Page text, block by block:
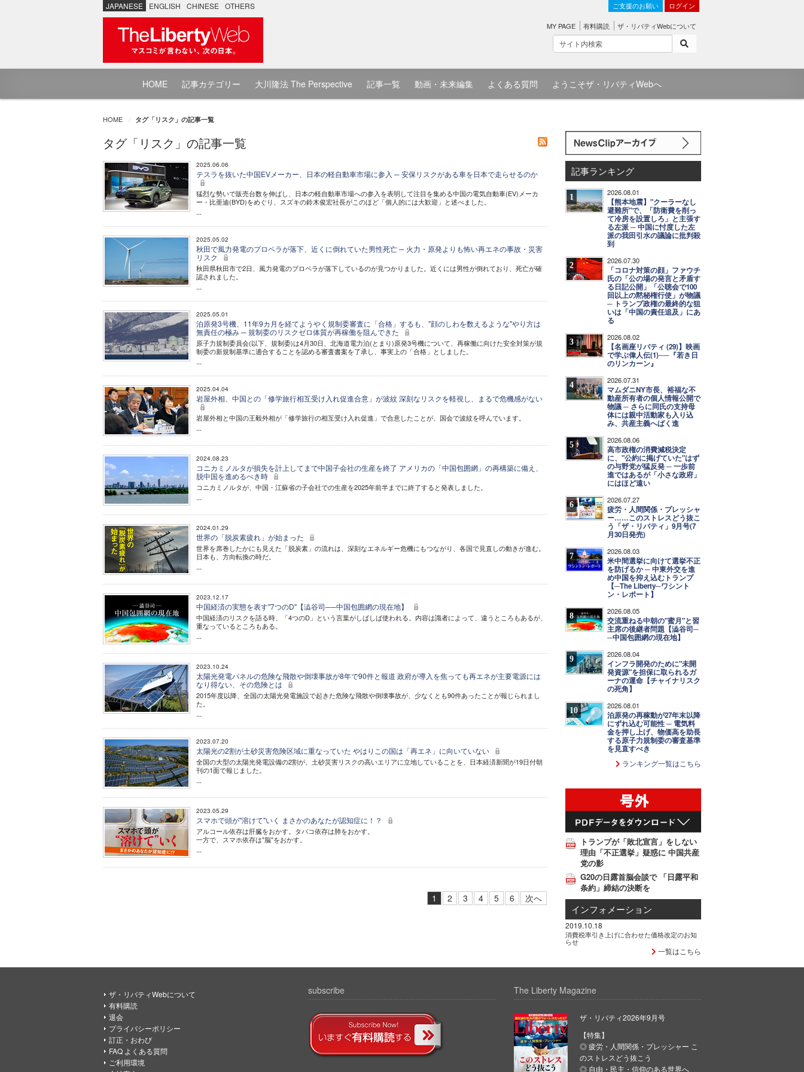
JAPANESE ENGLISH CHINESE OTHERS ご支援のお願い ログイン
MY PAGE 有料購読 ザ・リバティWebについて
HOME 記事カテゴリー 大川隆法 The Perspective 記事一覧 動画・未来編集 よくある質問 ようこそザ・リバティWebへ
HOME タグ「リスク」の記事一覧
タグ「リスク」の記事一覧
2025.06.06
テスラを抜いた中国EVメーカー、日本の軽自動車市場に参入 ─ 安保リスクがある車を日本で走らせるのか
猛烈な勢いで販売台数を伸ばし、日本の軽自動車市場への参入を表明して注目を集める中国の電気自動車(EV)メーカ
ー・比亜迪(BYD)をめぐり、スズキの鈴木俊宏社長がこのほど「個人的には大歓迎」と述べました。
...
2025.05.02
秋田で風力発電のプロペラが落下、近くに倒れていた男性死亡 ─ 火力・原発よりも怖い再エネの事故・災害
リスク
秋田県秋田市で2日、風力発電のプロペラが落下しているのが見つかりました。近くには男性が倒れており、死亡が確
認されました。
...
2025.05.01
泊原発3号機、11年9カ月を経てようやく規制委審査に「合格」するも、"顔のしわを数えるような"やり方は
無責任の極み ─ 規制委のリスクゼロ体質が再稼働を阻んできた
原子力規制委員会(以下、規制委)は4月30日、北海道電力泊(とまり)原発3号機について、再稼働に向けた安全対策が規
制委の新規制基準に適合することを認める審査書案を了承し、事実上の「合格」としました。
...
2025.04.04
岩屋外相、中国との「修学旅行相互受け入れ促進合意」が波紋 深刻なリスクを軽視し、まるで危機感がない
岩屋外相と中国の王毅外相が「修学旅行の相互受け入れ促進」で合意したことが、国会で波紋を呼んでいます。
...
2024.08.23
コニカミノルタが損失を計上してまで中国子会社の生産を終了 アメリカの「中国包囲網」の再構築に備え、
脱中国を進めるべき時
コニカミノルタが、中国・江蘇省の子会社での生産を2025年前半までに終了すると発表しました。
...
2024.01.29
世界の「脱炭素疲れ」が始まった
世界を席巻したかにも見えた「脱炭素」の流れは、深刻なエネルギー危機にもつながり、各国で見直しの動きが進む。
日本も、方向転換の時だ。
...
2023.12.17
中国経済の実態を表す"7つのD"【澁谷司──中国包囲網の現在地】
中国経済のリスクを語る時、「4つのD」という言葉がしばしば使われる。内容は識者によって、違うところもあるが、
重なっているところもある。
...
2023.10.24
太陽光発電パネルの危険な飛散や倒壊事故が8年で90件と報道 政府が導入を焦っても再エネが主要電源には
なり得ない、その危険とは
2015年度以降、全国の太陽光発電施設で起きた危険な飛散や倒壊事故が、少なくとも90件あったことが報じられまし
た。
...
2023.07.20
太陽光の2割が土砂災害危険区域に重なっていた やはりこの国は「再エネ」に向いていない
全国の大型の太陽光発電設備の2割が、土砂災害リスクの高いエリアに立地していることを、日本経済新聞が19日付朝
刊の1面で報じました。
...
2023.05.29
スマホで頭が"溶けて"いく まさかのあなたが認知症に！？
アルコール依存は肝臓をおかす。タバコ依存は肺をおかす。
一方で、スマホ依存は"脳"をおかす。
...
1 2 3 4 5 6 次へ
記事ランキング
1 2026.08.01
【熊本地震】"クーラーなし
避難所"で、「防衛費を削っ
て冷房を設置しろ」と主張す
る左派 ─ 中国に忖度した左
派の我田引水の議論に批判殺
到
2 2026.07.30
「コロナ対策の顔」ファウチ
氏の「公の場の発言と矛盾す
る日記公開」「公聴会で100
回以上の黙秘権行使」が物議
─ トランプ政権の最終的な狙
いは「中国の責任追及」にあ
る
3 2026.08.02
【名画座リバティ (29)】映画
で学ぶ偉人伝(1)──『若き日
のリンカーン』
4 2026.07.31
マムダニNY市長、裕福な不
動産所有者の個人情報公開で
物議 ─ さらに同氏の支持母
体には親中活動家も入り込
み、共産主義へばく進
5 2026.08.06
高市政権の消費減税決定
に、"公約に掲げていた"はず
の与野党が猛反発 ─ 一歩前
進ではあるが「小さな政府」
にはほど遠い
6 2026.07.27
疲労・人間関係・プレッシャ
ー……このストレスどう抜こ
う「ザ・リバティ」9月号(7
月30日発売)
7 2026.08.03
米中間選挙に向けて選挙不正
を防げるか ─ 中東外交を進
め中国を抑え込むトランプ
【─The Liberty─ワシント
ン・レポート】
8 2026.08.05
交流重ねる中朝の"蜜月"と習
主席の後継者問題【澁谷司─
─中国包囲網の現在地】
9 2026.08.04
インフラ開発のために"未開
発資源"を担保に取られるガ
ーナの運命【チャイナリスク
の死角】
10 2026.08.01
泊原発の再稼動が27年末以降
にずれ込む可能性 ─ 電気料
金を押し上げ、物価高を助長
する原子力規制委の審査基準
を見直すべき
ランキング一覧はこちら
トランプが「敗北宣言」をしない
理由「不正選挙」疑惑に 中国共産
党の影
G20の日露首脳会談で 「日露平和
条約」締結の決断を
インフォメーション
2019.10.18
消費税率引き上げに合わせた価格改定のお知
らせ
一覧はこちら
ザ・リバティWebについて
有料購読
退会
プライバシーポリシー
訂正・おわび
FAQ よくある質問
ご利用環境
subscribe The Liberty Magazine
ザ・リバティ2026年9月号
【特集】
◎ 疲労・人間関係・プレッシャー こ
のストレスどう抜こう
◎ 自由・民主・信仰のある世界へ